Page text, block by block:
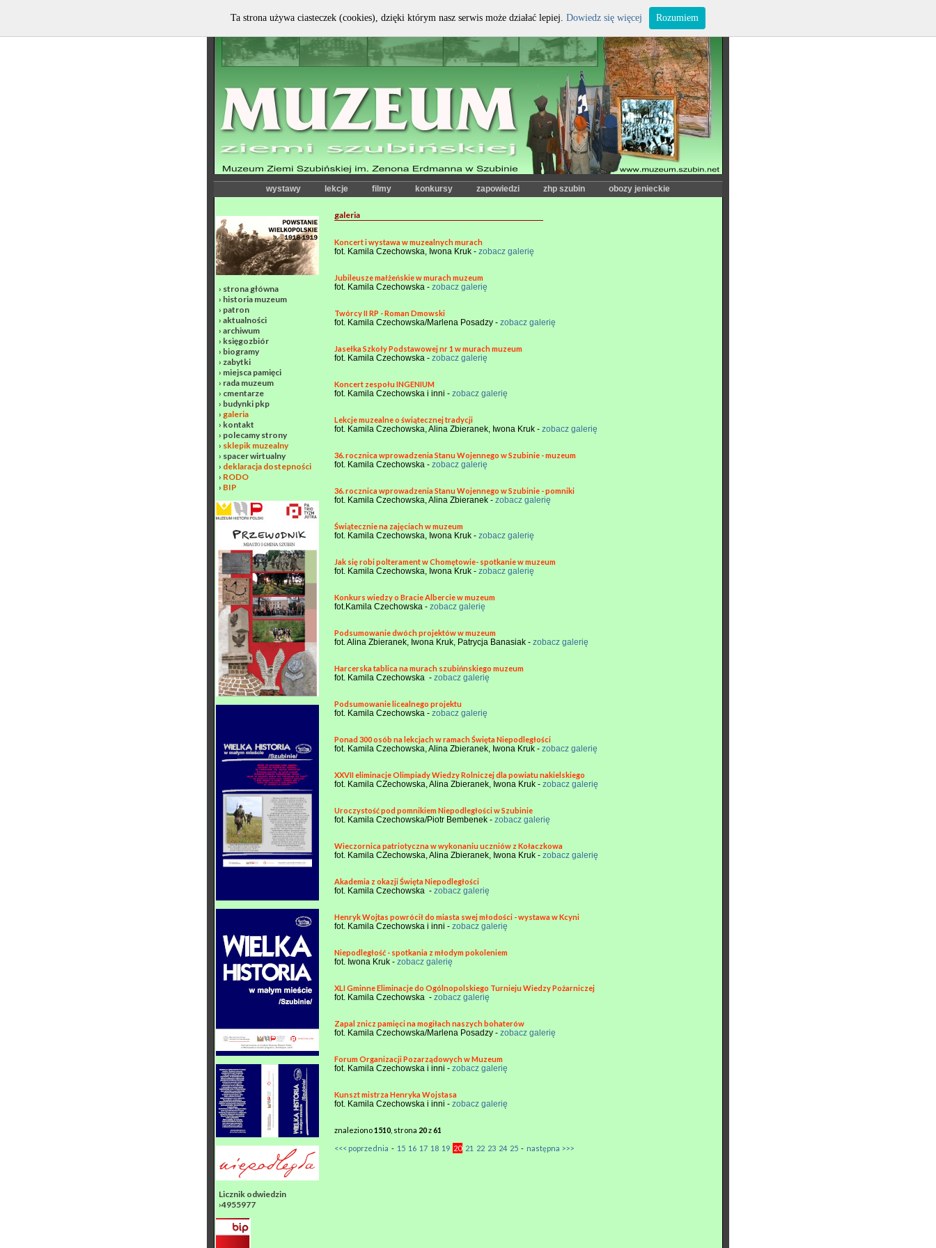
kontrast: czcionka:
wystawy lekcje filmy konkursy zapowiedzi zhp szubin obozy jenieckie
› strona główna
› historia muzeum
› patron
› aktualności
› archiwum
› księgozbiór
› biogramy
› zabytki
› miejsca pamięci
› rada muzeum
› cmentarze
› budynki pkp
› galeria
› kontakt
› polecamy strony
› sklepik muzealny
› spacer wirtualny
› deklaracja dostepności
› RODO
› BIP
Licznik odwiedzin
›4955977
galeria
Koncert i wystawa w muzealnych murach
fot. Kamila Czechowska, Iwona Kruk - zobacz galerię
Jubileusze małżeńskie w murach muzeum
fot. Kamila Czechowska - zobacz galerię
Twórcy II RP - Roman Dmowski
fot. Kamila Czechowska/Marlena Posadzy - zobacz galerię
Jasełka Szkoły Podstawowej nr 1 w murach muzeum
fot. Kamila Czechowska - zobacz galerię
Koncert zespołu INGENIUM
fot. Kamila Czechowska i inni - zobacz galerię
Lekcje muzealne o świątecznej tradycji
fot. Kamila Czechowska, Alina Zbieranek, Iwona Kruk - zobacz galerię
36. rocznica wprowadzenia Stanu Wojennego w Szubinie - muzeum
fot. Kamila Czechowska - zobacz galerię
36. rocznica wprowadzenia Stanu Wojennego w Szubinie - pomniki
fot. Kamila Czechowska, Alina Zbieranek - zobacz galerię
Świątecznie na zajęciach w muzeum
fot. Kamila Czechowska, Iwona Kruk - zobacz galerię
Jak się robi polterament w Chomętowie- spotkanie w muzeum
fot. Kamila Czechowska, Iwona Kruk - zobacz galerię
Konkurs wiedzy o Bracie Albercie w muzeum
fot.Kamila Czechowska - zobacz galerię
Podsumowanie dwóch projektów w muzeum
fot. Alina Zbieranek, Iwona Kruk, Patrycja Banasiak - zobacz galerię
Harcerska tablica na murach szubińnskiego muzeum
fot. Kamila Czechowska - zobacz galerię
Podsumowanie licealnego projektu
fot. Kamila Czechowska - zobacz galerię
Ponad 300 osób na lekcjach w ramach Święta Niepodległości
fot. Kamila Czechowska, Alina Zbieranek, Iwona Kruk - zobacz galerię
XXVII eliminacje Olimpiady Wiedzy Rolniczej dla powiatu nakielskiego
fot. Kamila CZechowska, Alina Zbieranek, Iwona Kruk - zobacz galerię
Uroczystość pod pomnikiem Niepodległości w Szubinie
fot. Kamila Czechowska/Piotr Bembenek - zobacz galerię
Wieczornica patriotyczna w wykonaniu uczniów z Kołaczkowa
fot. Kamila CZechowska, Alina Zbieranek, Iwona Kruk - zobacz galerię
Akademia z okazji Święta Niepodległości
fot. Kamila Czechowska - zobacz galerię
Henryk Wojtas powrócił do miasta swej młodości - wystawa w Kcyni
fot. Kamila Czechowska i inni - zobacz galerię
Niepodległość - spotkania z młodym pokoleniem
fot. Iwona Kruk - zobacz galerię
XLI Gminne Eliminacje do Ogólnopolskiego Turnieju Wiedzy Pożarniczej
fot. Kamila Czechowska - zobacz galerię
Zapal znicz pamięci na mogiłach naszych bohaterów
fot. Kamila Czechowska/Marlena Posadzy - zobacz galerię
Forum Organizacji Pozarządowych w Muzeum
fot. Kamila Czechowska i inni - zobacz galerię
Kunszt mistrza Henryka Wojstasa
fot. Kamila Czechowska i inni - zobacz galerię
znaleziono1510 , strona 20z61
<<< poprzednia - 15 16 17 18 19 20 21 22 23 24 25 - następna >>>
Ta strona używa ciasteczek (cookies), dzięki którym nasz serwis może działać lepiej. Dowiedz się więcej Rozumiem